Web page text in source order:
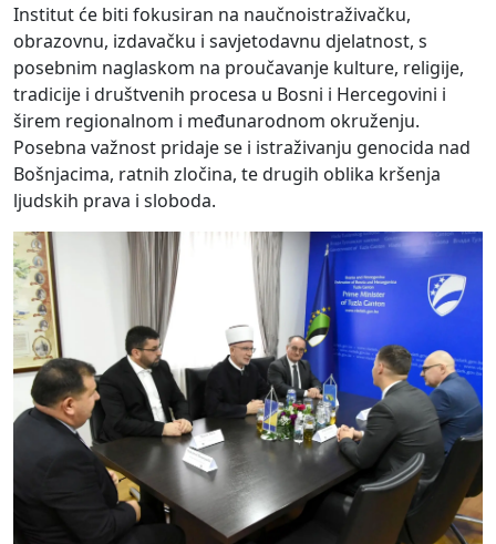
Institut će biti fokusiran na naučnoistraživačku,
obrazovnu, izdavačku i savjetodavnu djelatnost, s
posebnim naglaskom na proučavanje kulture, religije,
tradicije i društvenih procesa u Bosni i Hercegovini i
širem regionalnom i međunarodnom okruženju.
Posebna važnost pridaje se i istraživanju genocida nad
Bošnjacima, ratnih zločina, te drugih oblika kršenja
ljudskih prava i sloboda.